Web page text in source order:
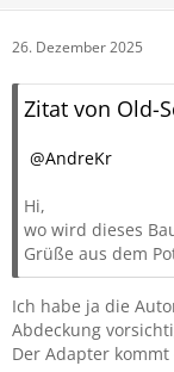
26. Dezember 2025
Zitat von Old-
AndreKr
Hi,
wo wird dieses
Grüße aus dem
Ich habe ja die
Abdeckung
Der Adapter